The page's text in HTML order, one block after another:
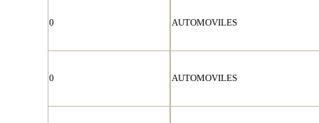
0 AUTOMOVILES
0 AUTOMOVILES